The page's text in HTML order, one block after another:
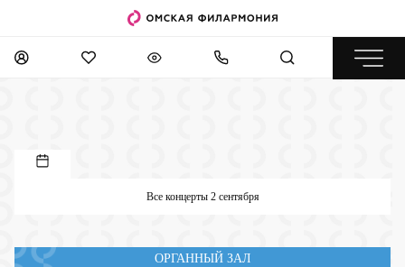
Все концерты 2 сентября
ОРГАННЫЙ ЗАЛ